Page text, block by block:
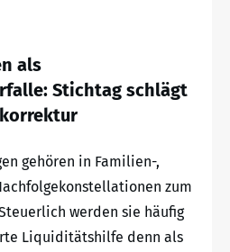
als
Stichtag schlägt
gehören in Familien-,
zum
werden sie häufig
Liquiditätshilfe denn als